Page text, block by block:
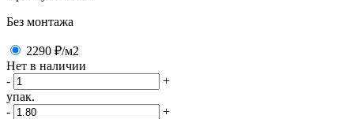
Без монтажа
2290 ₽/м2
Нет в наличии
-
+
упак.
-
+